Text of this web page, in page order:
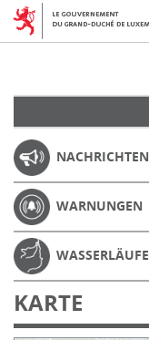
NACHRICHTEN
WARNUNGEN
WASSERLÄUFE
KARTE